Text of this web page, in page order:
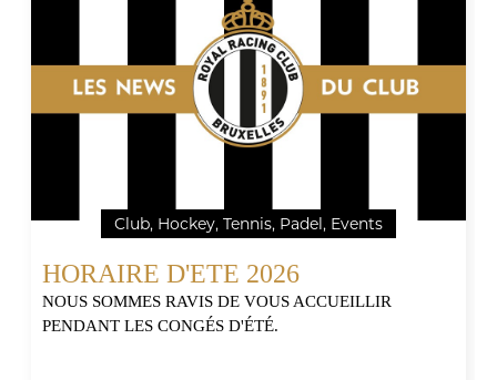
Club, Hockey, Tennis, Padel, Events
HORAIRE D'ETE 2026
NOUS SOMMES RAVIS DE VOUS ACCUEILLIR
PENDANT LES CONGÉS D'ÉTÉ.